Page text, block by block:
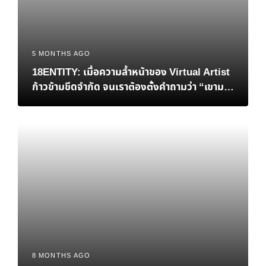
5 MONTHS AGO
18ENTITY: เมื่อความล้ำหน้าของ Virtual Artist
ก้าวข้ามขีดจำกัด จนเราต้องตั้งคำถามว่า “เขามา
8 MONTHS AGO